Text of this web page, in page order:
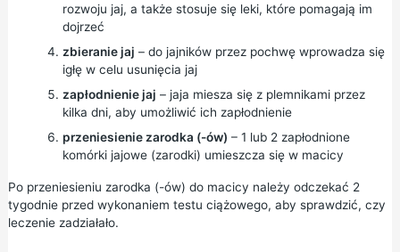
rozwoju jaj, a także stosuje się leki, które pomagają im
dojrzeć
zbieranie jaj – do jajników przez pochwę wprowadza się
igłę w celu usunięcia jaj
zapłodnienie jaj – jaja miesza się z plemnikami przez
kilka dni, aby umożliwić ich zapłodnienie
przeniesienie zarodka (-ów) – 1 lub 2 zapłodnione
komórki jajowe (zarodki) umieszcza się w macicy
Po przeniesieniu zarodka (-ów) do macicy należy odczekać 2
tygodnie przed wykonaniem testu ciążowego, aby sprawdzić, czy
leczenie zadziałało.